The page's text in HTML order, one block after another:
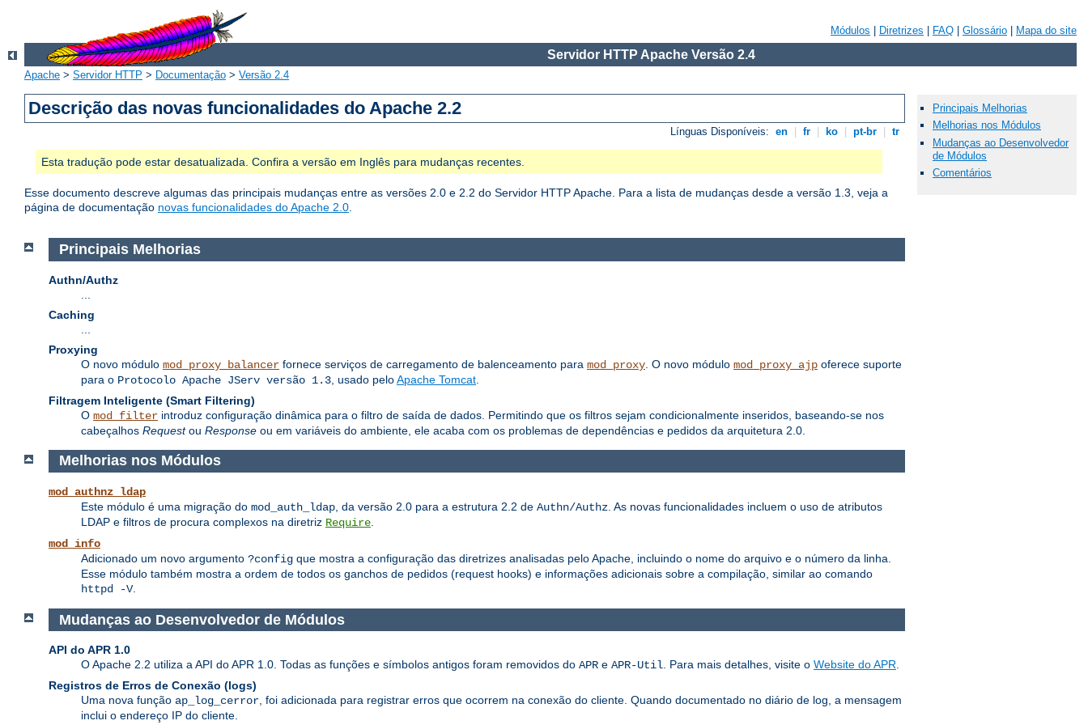
Módulos Diretrizes FAQ Glossário Mapa do site
Servidor HTTP Apache Versão 2.4
Apache > Servidor HTTP > Documentação > Versão 2.4
Descrição das novas funcionalidades do Apache 2.2
Línguas Disponíveis: en fr ko pt-br tr
Esta tradução pode estar desatualizada. Confira a versão em Inglês para mudanças recentes.
Esse documento descreve algumas das principais mudanças entre as versões 2.0 e 2.2 do Servidor HTTP Apache. Para a lista de mudanças desde a versão 1.3, veja a
página de documentação novas funcionalidades do Apache 2.0.
Principais Melhorias
Melhorias nos Módulos
Mudanças ao Desenvolvedor
de Módulos
Comentários
Principais Melhorias
Authn/Authz
Caching
Proxying
O novo módulo mod_proxy_balancer fornece serviços de carregamento de balenceamento para mod_proxy . O novo módulo mod_proxy_ajp oferece suporte
para o Protocolo Apache JServ versão 1.3 , usado peloApache Tomcat
Filtragem Inteligente (Smart Filtering)
O mod_filter introduz configuração dinâmica para o filtro de saída de dados. Permitindo que os filtros sejam condicionalmente inseridos, baseando-se nos
cabeçalhos Requestou Response ou em variáveis do ambiente, ele acaba com os problemas de dependências e pedidos da arquitetura 2.0.
Melhorias nos Módulos
mod_authnz_ldap
Este módulo é uma migração do mod_auth_ldap , da versão 2.0 para a estrutura 2.2 de Authn/Authz . As novas funcionalidades incluem o uso de atributos
LDAP e filtros de procura complexos na diretriz Require
mod_info
Adicionado um novo argumento ?config que mostra a configuração das diretrizes analisadas pelo Apache, incluindo o nome do arquivo e o número da linha.
Esse módulo também mostra a ordem de todos os ganchos de pedidos (request hooks) e informações adicionais sobre a compilação, similar ao comando
httpd -V.
Mudanças ao Desenvolvedor de Módulos
API do APR 1.0
O Apache 2.2 utiliza a API do APR 1.0. Todas as funções e símbolos antigos foram removidos do APR e APR-Util. Para mais detalhes, visite o Website do APR.
Registros de Erros de Conexão (logs)
Uma nova função ap_log_cerror, foi adicionada para registrar erros que ocorrem na conexão do cliente. Quando documentado no diário de log, a mensagem
inclui o endereço IP do cliente.